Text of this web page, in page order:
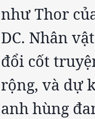
như Thor
DC. Nhân
đổi cốt
rộng, và dự
anh hùng